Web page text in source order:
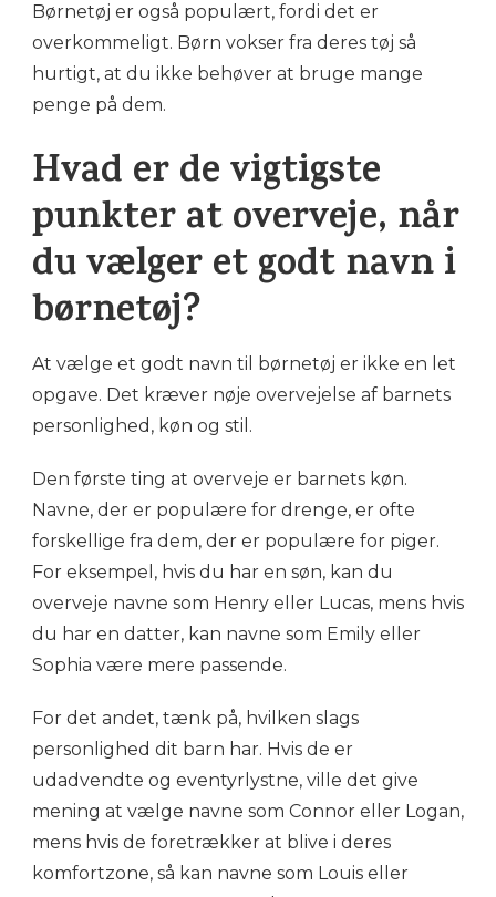
Børnetøj er også populært, fordi det er
overkommeligt. Børn vokser fra deres tøj så
hurtigt, at du ikke behøver at bruge mange
penge på dem.
Hvad er de vigtigste
punkter at overveje, når
du vælger et godt navn i
børnetøj?
At vælge et godt navn til børnetøj er ikke en let
opgave. Det kræver nøje overvejelse af barnets
personlighed, køn og stil.
Den første ting at overveje er barnets køn.
Navne, der er populære for drenge, er ofte
forskellige fra dem, der er populære for piger.
For eksempel, hvis du har en søn, kan du
overveje navne som Henry eller Lucas, mens hvis
du har en datter, kan navne som Emily eller
Sophia være mere passende.
For det andet, tænk på, hvilken slags
personlighed dit barn har. Hvis de er
udadvendte og eventyrlystne, ville det give
mening at vælge navne som Connor eller Logan,
mens hvis de foretrækker at blive i deres
komfortzone, så kan navne som Louis eller